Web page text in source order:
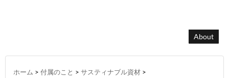
About
ホーム > 付属のこと > サスティナブル資材 >